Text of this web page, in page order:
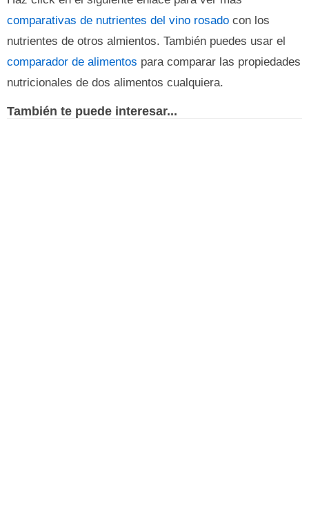
comparativas de nutrientes del vino rosado con los
nutrientes de otros almientos. También puedes usar el
comparador de alimentos para comparar las propiedades
nutricionales de dos alimentos cualquiera.
También te puede interesar...